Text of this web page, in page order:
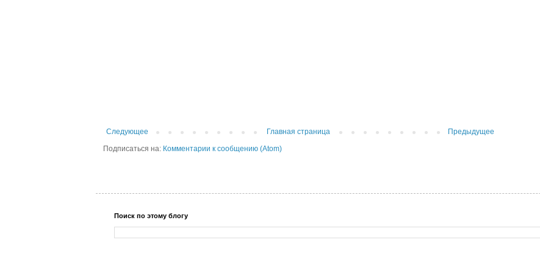
Следующее Предыдущее
Главная страница
Подписаться на: Комментарии к сообщению (Atom)
Поиск по этому блогу